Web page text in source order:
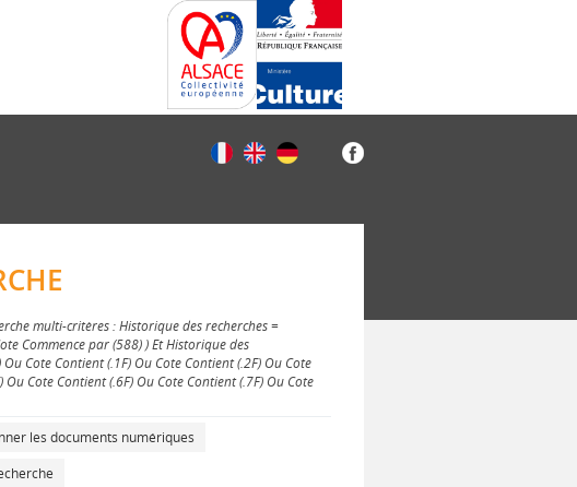
multi-critères : Historique des recherches =
Commence par (588) ) Et Historique des
Cote Contient (.1F) Ou Cote Contient (.2F) Ou Cote
Cote Contient (.6F) Ou Cote Contient (.7F) Ou Cote
les documents numériques